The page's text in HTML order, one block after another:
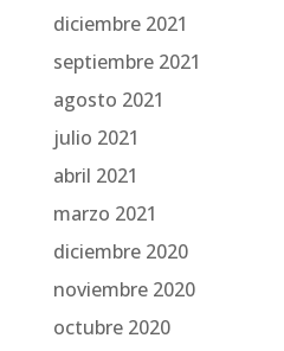
diciembre 2021
septiembre 2021
agosto 2021
julio 2021
abril 2021
marzo 2021
diciembre 2020
noviembre 2020
octubre 2020